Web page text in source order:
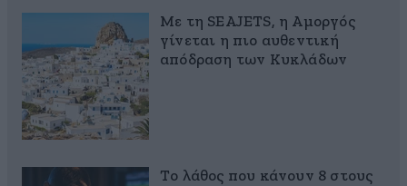
Με τη SEAJETS, η Αμοργός
γίνεται η πιο αυθεντική
απόδραση των Κυκλάδων
Το λάθος που κάνουν 8 στους